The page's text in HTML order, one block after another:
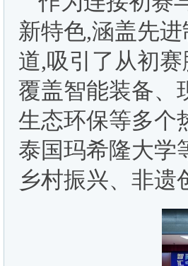
新特色,涵盖先
道,吸引了从初
覆盖智能装备、
生态环保等多个
泰国玛希隆大学
乡村振兴、非遗